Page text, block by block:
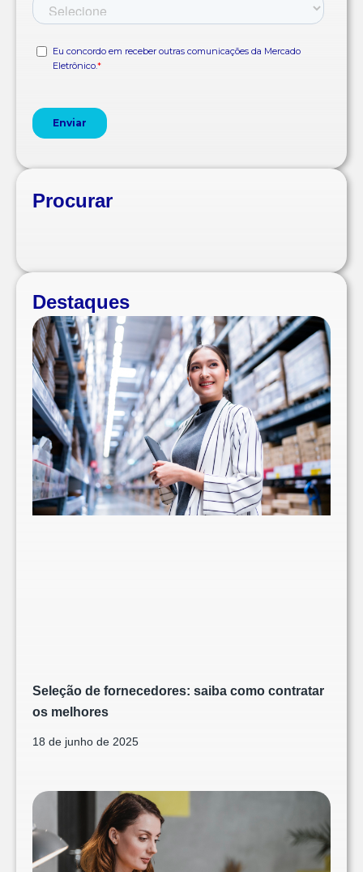
Procurar
Destaques
Seleção de fornecedores: saiba como contratar
os melhores
18 de junho de 2025